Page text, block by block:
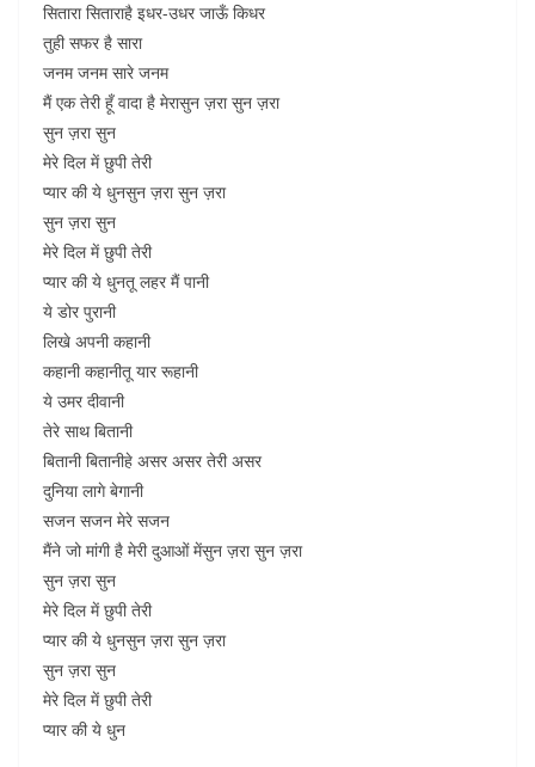
सितारा सिताराहै इधर-उधर जाऊँ किधर
तुही सफर है सारा
जनम जनम सारे जनम
मैं एक तेरी हूँ वादा है मेरासुन ज़रा सुन ज़रा
सुन ज़रा सुन
मेरे दिल में छुपी तेरी
प्यार की ये धुनसुन ज़रा सुन ज़रा
सुन ज़रा सुन
मेरे दिल में छुपी तेरी
प्यार की ये धुनतू लहर मैं पानी
ये डोर पुरानी
लिखे अपनी कहानी
कहानी कहानीतू यार रूहानी
ये उमर दीवानी
तेरे साथ बितानी
बितानी बितानीहे असर असर तेरी असर
दुनिया लागे बेगानी
सजन सजन मेरे सजन
मैंने जो मांगी है मेरी दुआओं मेंसुन ज़रा सुन ज़रा
सुन ज़रा सुन
मेरे दिल में छुपी तेरी
प्यार की ये धुनसुन ज़रा सुन ज़रा
सुन ज़रा सुन
मेरे दिल में छुपी तेरी
प्यार की ये धुन